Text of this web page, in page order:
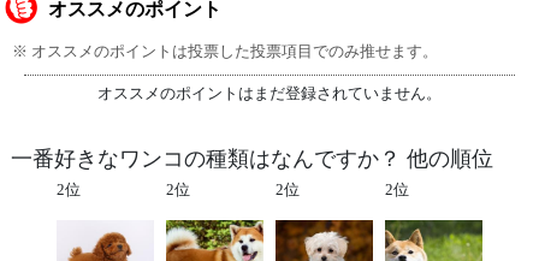
オススメのポイント
※ オススメのポイントは投票した投票項目でのみ推せます。
オススメのポイントはまだ登録されていません。
一番好きなワンコの種類はなんですか？ 他の順位
2位 2位 2位 2位